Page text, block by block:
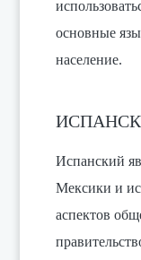
основные
население.
Испанский
Мексики и
аспектов